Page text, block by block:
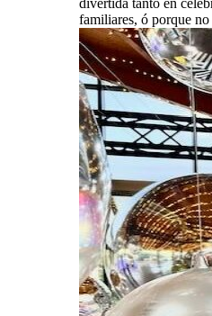
divertida tanto en
familiares, ó porque